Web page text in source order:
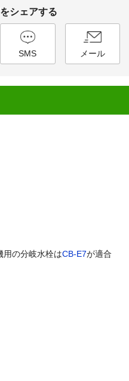
シェアする
SMS メール
用の分岐水栓はCB-E7が適合